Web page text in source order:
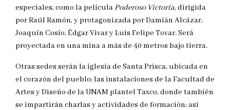
especiales, como la películaPoderoso Victoria,dirigida
por Raúl Ramón, y protagonizada por Damián Alcázar,
Joaquín Cosío, Édgar Vivar y Luis Felipe Tovar. Será
proyectada en una mina a más de 40 metros bajo tierra.
Otras sedes serán la iglesia de Santa Prisca, ubicada en
el corazón del pueblo; las instalaciones de la Facultad de
Artes y Diseño de la UNAM plantel Taxco, donde también
se impartirán charlas y actividades de formación; así